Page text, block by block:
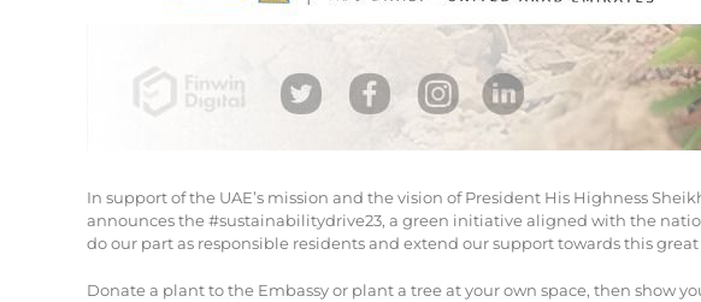
In support of the UAE’s mission and the vision of President His Highness
announces the #sustainabilitydrive23, a green initiative aligned with the
do our part as responsible residents and extend our support towards this great
Donate a plant to the Embassy or plant a tree at your own space, then show